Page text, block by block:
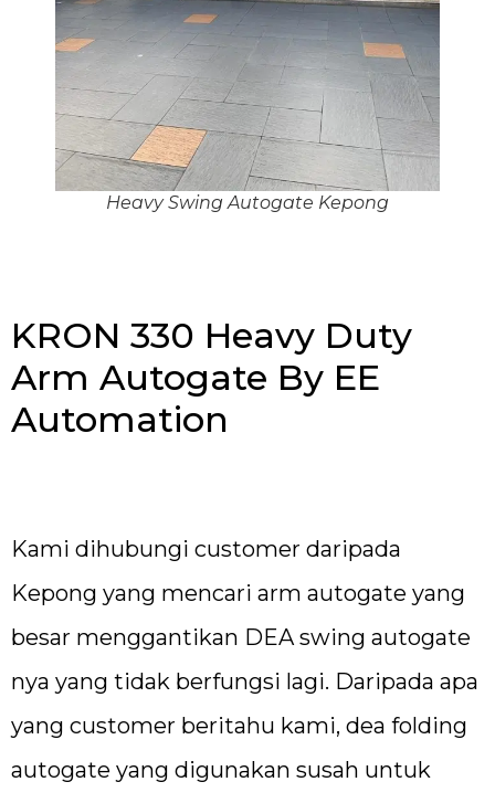
Heavy Swing Autogate Kepong
KRON 330 Heavy Duty
Arm Autogate By EE
Automation
Kami dihubungi customer daripada
Kepong yang mencari arm autogate yang
besar menggantikan DEA swing autogate
nya yang tidak berfungsi lagi. Daripada apa
yang customer beritahu kami, dea folding
autogate yang digunakan susah untuk